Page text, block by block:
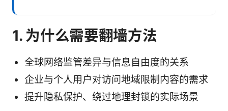
1. 为什么需要翻墙方法
全球网络监管差异与信息自由度的关系
企业与个人用户对访问地域限制内容的需求
提升隐私保护、绕过地理封锁的实际场景